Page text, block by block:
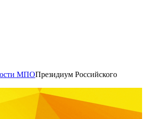
МПОПрезидиум Российского